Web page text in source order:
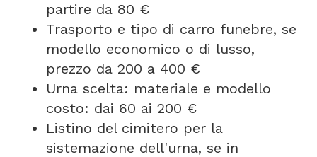
partire da 80 €
Trasporto e tipo di carro funebre, se
modello economico o di lusso,
prezzo da 200 a 400 €
Urna scelta: materiale e modello
costo: dai 60 ai 200 €
Listino del cimitero per la
sistemazione dell'urna, se in